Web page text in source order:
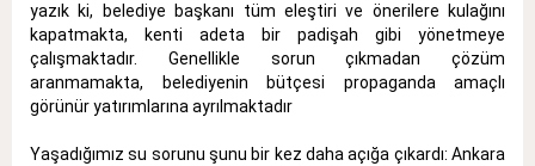
yazık ki, belediye başkanı tüm eleştiri ve önerilere kulağını
kapatmakta, kenti adeta bir padişah gibi yönetmeye
çalışmaktadır. Genellikle sorun çıkmadan çözüm
aranmamakta, belediyenin bütçesi propaganda amaçlı
görünür yatırımlarına ayrılmaktadır
Yaşadığımız su sorunu şunu bir kez daha açığa çıkardı: Ankara